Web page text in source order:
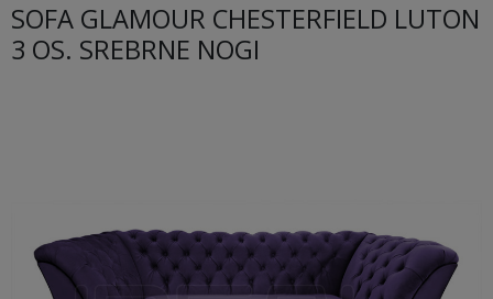
SOFA GLAMOUR CHESTERFIELD LUTON
3 OS. SREBRNE NOGI